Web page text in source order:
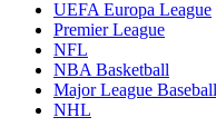
UEFA Europa League
Premier League
NFL
NBA Basketball
Major League Baseball
NHL